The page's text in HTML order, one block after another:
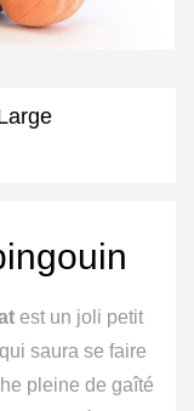
est un joli petit
saura se faire
pleine de gaîté